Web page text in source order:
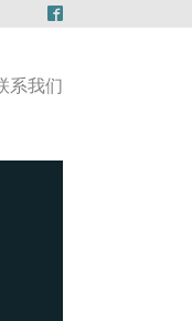
系我们